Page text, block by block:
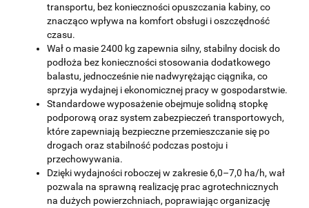
transportu, bez konieczności opuszczania kabiny, co
znacząco wpływa na komfort obsługi i oszczędność
czasu.
Wał o masie 2400 kg zapewnia silny, stabilny docisk do
podłoża bez konieczności stosowania dodatkowego
balastu, jednocześnie nie nadwyrężając ciągnika, co
sprzyja wydajnej i ekonomicznej pracy w gospodarstwie.
Standardowe wyposażenie obejmuje solidną stopkę
podporową oraz system zabezpieczeń transportowych,
które zapewniają bezpieczne przemieszczanie się po
drogach oraz stabilność podczas postoju i
przechowywania.
Dzięki wydajności roboczej w zakresie 6,0–7,0 ha/h, wał
pozwala na sprawną realizację prac agrotechnicznych
na dużych powierzchniach, poprawiając organizację